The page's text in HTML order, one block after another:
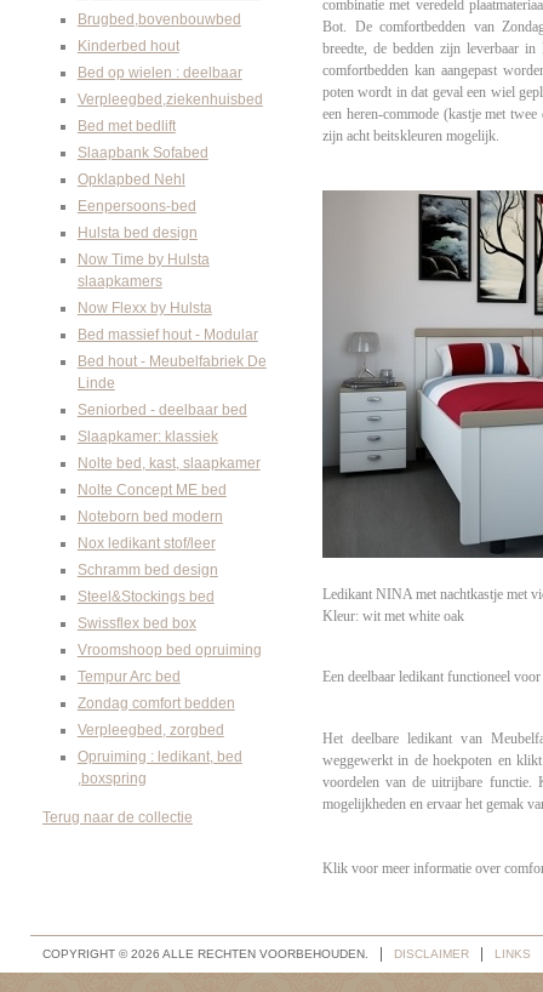
Brugbed,bovenbouwbed
Kinderbed hout
Bed op wielen : deelbaar
Verpleegbed,ziekenhuisbed
Bed met bedlift
Slaapbank Sofabed
Opklapbed Nehl
Eenpersoons-bed
Hulsta bed design
Now Time by Hulsta
slaapkamers
Now Flexx by Hulsta
Bed massief hout - Modular
Bed hout - Meubelfabriek De
Linde
Seniorbed - deelbaar bed
Slaapkamer: klassiek
Nolte bed, kast, slaapkamer
Nolte Concept ME bed
Noteborn bed modern
Nox ledikant stof/leer
Schramm bed design
Steel&Stockings bed
Swissflex bed box
Vroomshoop bed opruiming
Tempur Arc bed
Zondag comfort bedden
Verpleegbed, zorgbed
Opruiming : ledikant, bed
,boxspring
Terug naar de collectie
combinatie met veredeld
Bot. De comfortbedden van
breedte, de bedden zijn leverbaar
comfortbedden kan aangepast
poten wordt in dat geval een wiel
een heren-commode (kastje met
zijn acht beitskleuren mogelijk.
Ledikant NINA met nachtkastje met
Kleur: wit met white oak
Een deelbaar ledikant functioneel
Het deelbare ledikant van
weggewerkt in de hoekpoten en
voordelen van de uitrijbare
mogelijkheden en ervaar het gemak
Klik voor meer informatie over
COPYRIGHT © 2026 ALLE RECHTEN VOORBEHOUDEN. DISCLAIMER LINKS